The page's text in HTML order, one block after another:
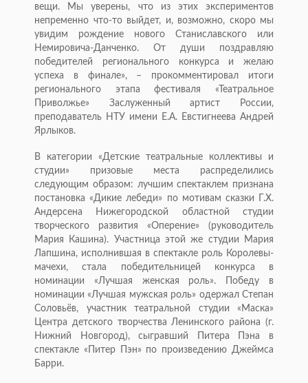
вещи. Мы уверены, что из этих экспериментов
непременно что-то выйдет, и, возможно, скоро мы
увидим рождение нового Станиславского или
Немировича-Данченко. От души поздравляю
победителей регионального конкурса и желаю
успеха в финале», – прокомментировал итоги
регионального этапа фестиваля «Театральное
Приволжье» Заслуженный артист России,
преподаватель НТУ имени Е.А. Евстигнеева Андрей
Ярлыков.
В категории «Детские театральные коллективы и
студии» призовые места распределились
следующим образом: лучшим спектаклем признана
постановка «Дикие лебеди» по мотивам сказки Г.Х.
Андерсена Нижегородской областной студии
творческого развития «Оперение» (руководитель
Мария Кашина). Участница этой же студии Мария
Лапшина, исполнившая в спектакле роль Королевы-
мачехи, стала победительницей конкурса в
номинации «Лучшая женская роль». Победу в
номинации «Лучшая мужская роль» одержал Степан
Соловьёв, участник театральной студии «Маска»
Центра детского творчества Ленинского района (г.
Нижний Новгород), сыгравший Питера Пэна в
спектакле «Питер Пэн» по произведению Джеймса
Барри.